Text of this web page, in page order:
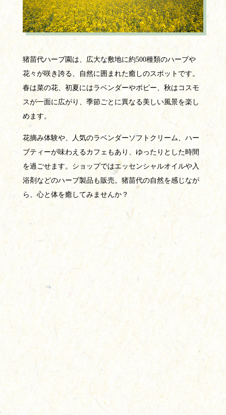
猪苗代ハーブ園は、広大な敷地に約500種類のハーブや
花々が咲き誇る、自然に囲まれた癒しのスポットです。
春は菜の花、初夏にはラベンダーやポピー、秋はコスモ
スが一面に広がり、季節ごとに異なる美しい風景を楽し
めます。
花摘み体験や、人気のラベンダーソフトクリーム、ハー
ブティーが味わえるカフェもあり、ゆったりとした時間
を過ごせます。ショップではエッセンシャルオイルや入
浴剤などのハーブ製品も販売。猪苗代の自然を感じなが
ら、心と体を癒してみませんか？